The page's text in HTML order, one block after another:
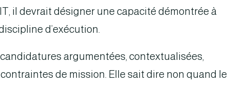
il devrait désigner une capacité démontrée à
d’exécution.
argumentées, contextualisées,
de mission. Elle sait dire non quand le